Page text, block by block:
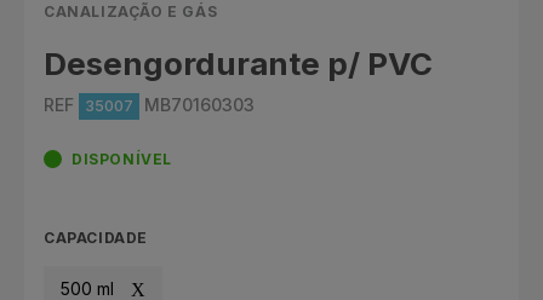
CANALIZAÇÃO E GÁS
Desengordurante p/ PVC
REF 35007 MB70160303
DISPONÍVEL
CAPACIDADE
500 ml